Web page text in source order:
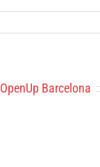
OpenUp Barcelona